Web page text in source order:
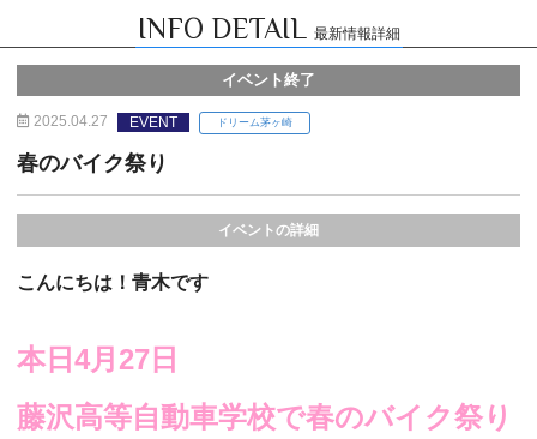
INFO DETAIL 最新情報詳細
イベント終了
2025.04.27 EVENT ドリーム茅ヶ崎
春のバイク祭り
イベントの詳細
こんにちは！青木です
本日4月27日
藤沢高等自動車学校で春のバイク祭り